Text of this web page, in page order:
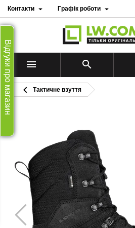
Контакти  Графік роботи 

 Тактичне взуття
Відгуки про магазин